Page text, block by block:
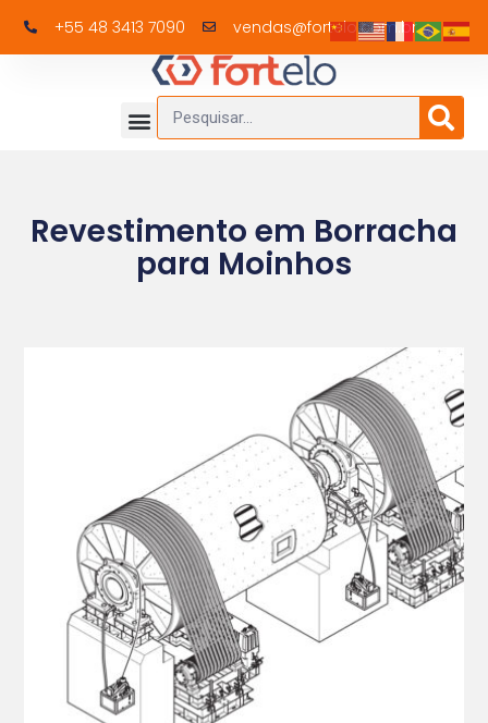
+55 48 3413 7090 vendas@fortelo.com.br
Revestimento em Borracha
para Moinhos